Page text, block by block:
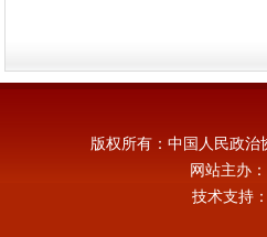
版权所有：中国人民政
网站主办
技术支持